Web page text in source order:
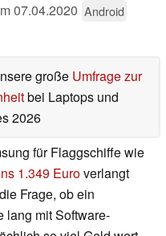
07.04.2020 Android
große Umfrage zur
bei Laptops und
2026
für Flaggschiffe wie
1.349 Euroverlangt
Frage, ob ein
lang mit Software-